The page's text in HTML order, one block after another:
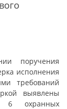
поручения
исполнения
требований
выявлены
6 охранных